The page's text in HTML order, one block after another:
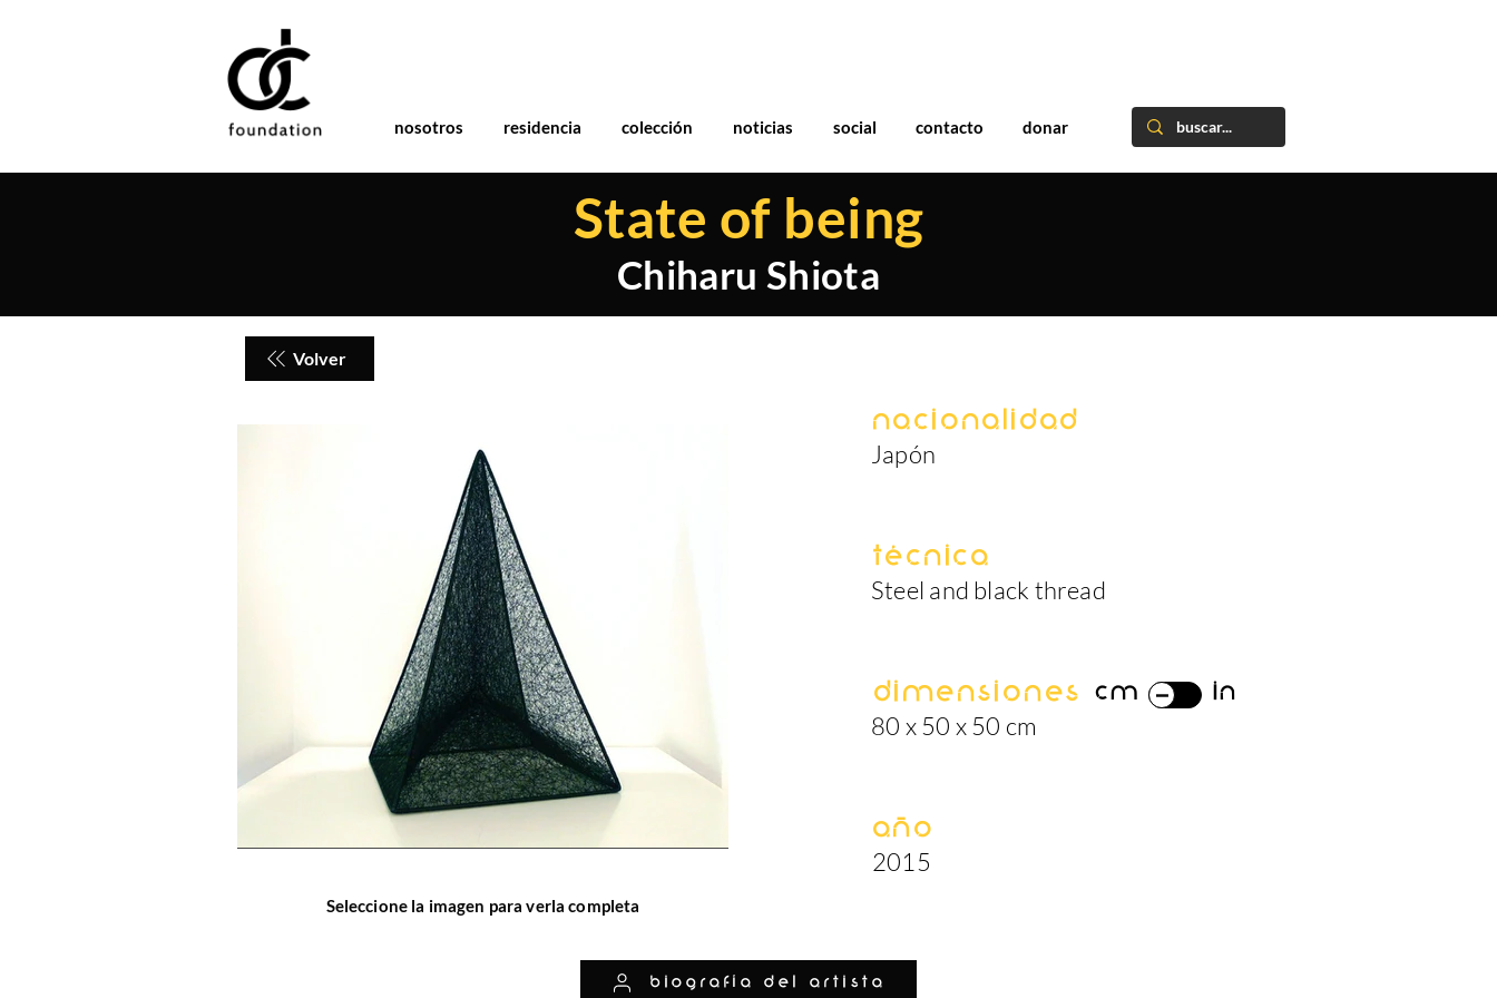
nosotros residencia colección noticias social contacto donar
State of being
Chiharu Shiota
Volver
Nacionalidad
Japón
Técnica
Steel and black thread
Dimensiones cm in
80 x 50 x 50 cm
Año
2015
Seleccione la imagen para verla completa
biografía del artista